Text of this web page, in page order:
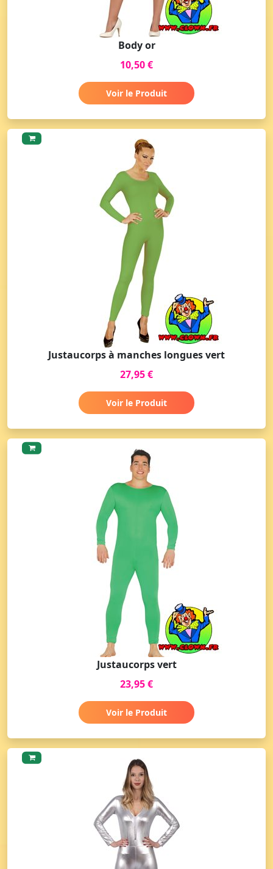
Body or
10,50 €
Voir le Produit
Justaucorps à manches longues vert
27,95 €
Voir le Produit
Justaucorps vert
23,95 €
Voir le Produit